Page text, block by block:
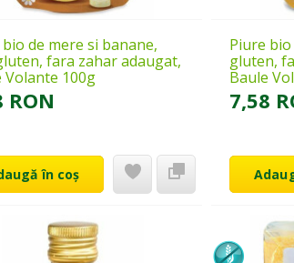
de mere si banane,
fara zahar adaugat,
Volante 100g
RON
în coș
Piure
gluten,
Baule
7,58